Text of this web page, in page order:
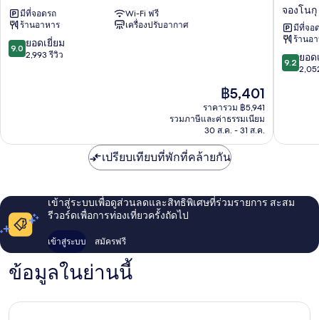
โฮ
เทล
ม
ยอง
มีที่จอดรถ
Wi-Fi ฟรี
ร้านอาหาร
เครื่องปรับอากาศ
9.0
จาก
9.0 ยอดเยี่ยม
2,993 รีวิว
ราคา
ปัจจุบัน
คือ
฿5,401
฿5,401
ราคารวม ฿5,941
รวมภาษีและค่าธรรมเนียม
30 ส.ค. - 31 ส.ค.
BY
PARNAS
SEOUL
จอง
จองโนกุ
มีที่จอ
ร้านอ
9.2
จาก
9.2 ยอด
เปรียบเทียบที่พักที่คล้ายกัน
เข้าสู่ระบบเพื่อดูส่วนลดและสิทธิพิเศษที่ร่วมรายการ สะสม
รีวอร์ดเพื่อการท่องเที่ยวครั้งถัดไป
เข้าสู่ระบบ สมัครฟรี
ข้อมูลในย่านนี้